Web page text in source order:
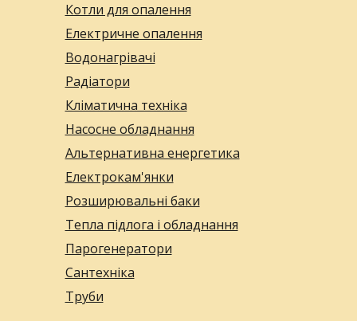
Котли для опалення
Електричне опалення
Водонагрівачі
Радіатори
Кліматична техніка
Насосне обладнання
Альтернативна енергетика
Електрокам'янки
Розширювальні баки
Тепла підлога і обладнання
Парогенератори
Сантехніка
Труби